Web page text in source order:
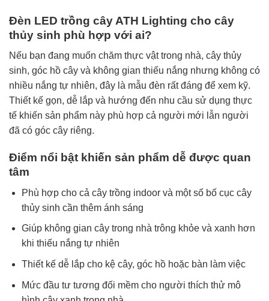
Đèn LED trồng cây ATH Lighting cho cây
thủy sinh phù hợp với ai?
Nếu bạn đang muốn chăm thực vật trong nhà, cây thủy
sinh, góc hồ cây và không gian thiếu nắng nhưng không có
nhiều nắng tự nhiên, đây là mẫu đèn rất đáng để xem kỹ.
Thiết kế gọn, dễ lắp và hướng đến nhu cầu sử dụng thực
tế khiến sản phẩm này phù hợp cả người mới lẫn người
đã có góc cây riêng.
Điểm nổi bật khiến sản phẩm dễ được quan
tâm
Phù hợp cho cả cây trồng indoor và một số bố cục cây
thủy sinh cần thêm ánh sáng
Giúp không gian cây trong nhà trông khỏe và xanh hơn
khi thiếu nắng tự nhiên
Thiết kế dễ lắp cho kệ cây, góc hồ hoặc bàn làm việc
Mức đầu tư tương đối mềm cho người thích thử mô